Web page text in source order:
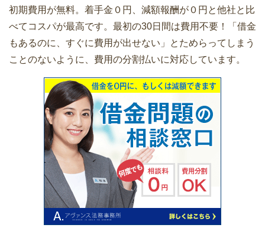
初期費用が無料。着手金０円、減額報酬が０円と他社と比
べてコスパが最高です。最初の30日間は費用不要！「借金
もあるのに、すぐに費用が出せない」とためらってしまう
ことのないように、費用の分割払いに対応しています。